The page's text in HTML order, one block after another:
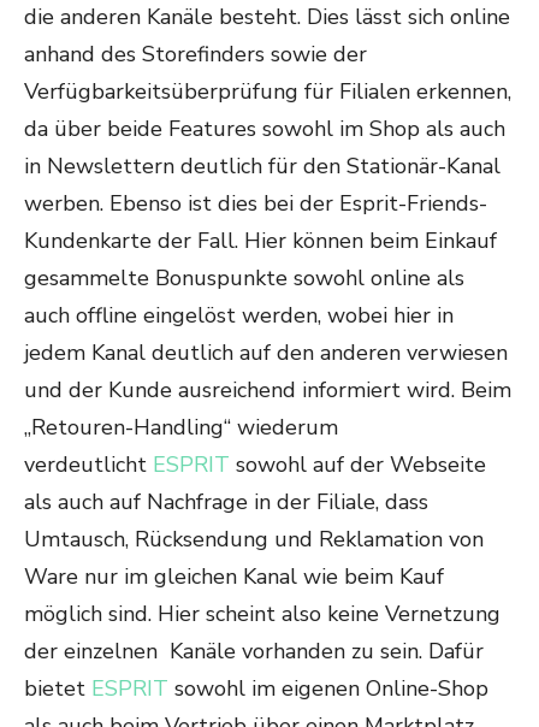
die anderen Kanäle besteht. Dies lässt sich online
anhand des Storefinders sowie der
Verfügbarkeitsüberprüfung für Filialen erkennen,
da über beide Features sowohl im Shop als auch
in Newslettern deutlich für den Stationär-Kanal
werben. Ebenso ist dies bei der Esprit-Friends-
Kundenkarte der Fall. Hier können beim Einkauf
gesammelte Bonuspunkte sowohl online als
auch offline eingelöst werden, wobei hier in
jedem Kanal deutlich auf den anderen verwiesen
und der Kunde ausreichend informiert wird. Beim
„Retouren-Handling“ wiederum
verdeutlicht ESPRIT sowohl auf der Webseite
als auch auf Nachfrage in der Filiale, dass
Umtausch, Rücksendung und Reklamation von
Ware nur im gleichen Kanal wie beim Kauf
möglich sind. Hier scheint also keine Vernetzung
der einzelnen Kanäle vorhanden zu sein. Dafür
bietet ESPRIT sowohl im eigenen Online-Shop